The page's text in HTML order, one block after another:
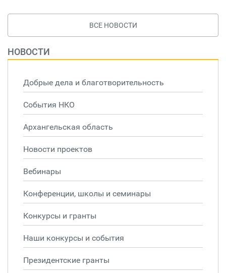
ВСЕ НОВОСТИ
НОВОСТИ
Добрые дела и благотворительность
События НКО
Архангельская область
Новости проектов
Вебинары
Конференции, школы и семинары
Конкурсы и гранты
Наши конкурсы и события
Президентские гранты